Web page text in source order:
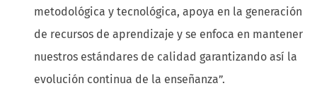
metodológica y tecnológica, apoya en la generación
de recursos de aprendizaje y se enfoca en mantener
nuestros estándares de calidad garantizando así la
evolución continua de la enseñanza”.